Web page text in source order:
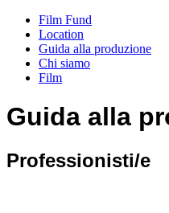
Film Fund
Location
Guida alla produzione
Chi siamo
Film
Guida alla
Professionisti/e